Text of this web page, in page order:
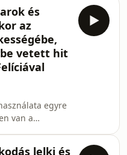
például
kudarca
az
szenvedést
nyelvbe kerül
és
az
vetett hit
egyre
van a
lelki és